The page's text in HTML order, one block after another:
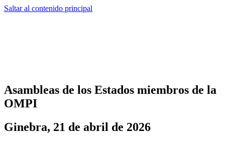
Saltar al contenido principal
Asambleas de los Estados miembros de la
OMPI
Ginebra, 21 de abril de 2026